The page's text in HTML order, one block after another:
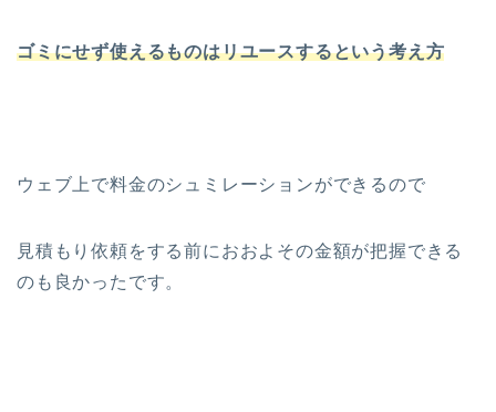
ゴミにせず使えるものはリユースするという考え方
ウェブ上で料金のシュミレーションができるので
見積もり依頼をする前におおよその金額が把握できる
のも良かったです。